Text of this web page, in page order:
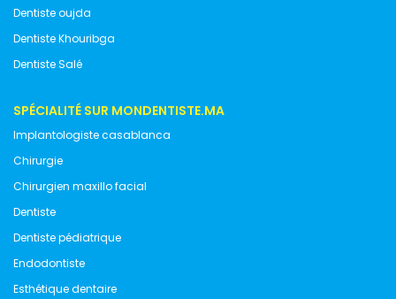
Dentiste oujda
Dentiste Khouribga
Dentiste Salé
SPÉCIALITÉ SUR MONDENTISTE.MA
Implantologiste casablanca
Chirurgie
Chirurgien maxillo facial
Dentiste
Dentiste pédiatrique
Endodontiste
Esthétique dentaire